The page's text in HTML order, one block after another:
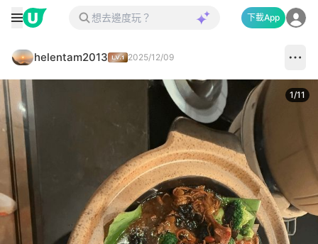
下載App
helentam2013 2025/12/09
1/11